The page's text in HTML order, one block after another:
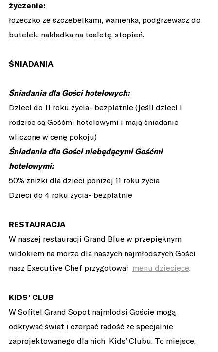
życzenie:
łóżeczko ze szczebelkami, wanienka, podgrzewacz do
butelek, nakładka na toaletę, stopień.
ŚNIADANIA
Śniadania dla Gości hotelowych:
Dzieci do 11 roku życia- bezpłatnie (jeśli dzieci i
rodzice są Gośćmi hotelowymi i mają śniadanie
wliczone w cenę pokoju)
Śniadania dla Gości niebędącymi Gośćmi
hotelowymi:
50% zniżki dla dzieci poniżej 11 roku życia
Dzieci do 4 roku życia- bezpłatnie
RESTAURACJA
W naszej restauracji Grand Blue w przepięknym
widokiem na morze dla naszych najmłodszych Gości
nasz Executive Chef przygotował menu dziecięce.
KIDS’ CLUB
W Sofitel Grand Sopot najmłodsi Goście mogą
odkrywać świat i czerpać radość ze specjalnie
zaprojektowanego dla nich Kids’ Clubu. To miejsce,